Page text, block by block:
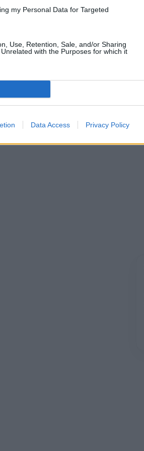
my Personal Data for Targeted
Use, Retention, Sale, and/or Sharing
with the Purposes for which it
Data Access Privacy Policy
ΔΕΝ ΠΡΟΒΛΕΠΕΤΑΙ ΓΥΡΗ ΑΠΟ
της Ατμόσφαιρας -